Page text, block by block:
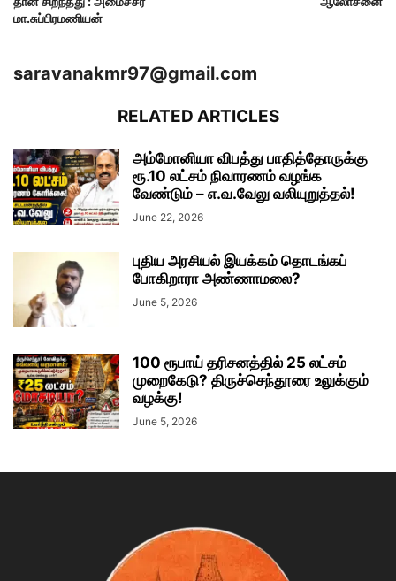
மா.சுப்பிரமணியன்
saravanakmr97@gmail.com
RELATED ARTICLES
அம்மோனியா விபத்து பாதித்தோருக்கு
ரூ.10 லட்சம் நிவாரணம் வழங்க
வேண்டும் – எ.வ.வேலு வலியுறுத்தல்!
June 22, 2026
புதிய அரசியல் இயக்கம் தொடங்கப்
போகிறாரா அண்ணாமலை?
June 5, 2026
100 ரூபாய் தரிசனத்தில் 25 லட்சம்
முறைகேடு? திருச்செந்தூரை உலுக்கும்
வழக்கு!
June 5, 2026